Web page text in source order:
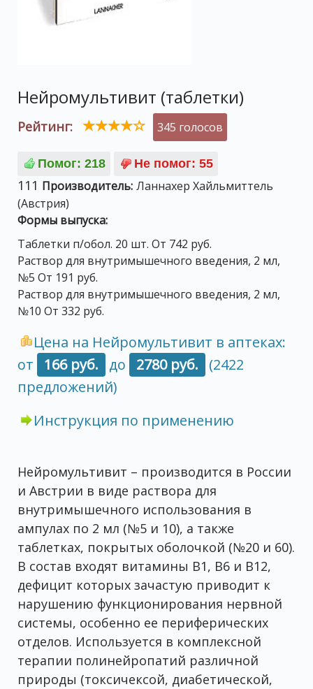
Нейромультивит (таблетки)
Рейтинг: 345 голосов
111 Производитель: Ланнахер Хайльмиттель
(Австрия)
Формы выпуска:
Таблетки п/обол. 20 шт. От 742 руб.
Раствор для внутримышечного введения, 2 мл,
№5 От 191 руб.
Раствор для внутримышечного введения, 2 мл,
№10 От 332 руб.
Цена на Нейромультивит в аптеках:
от
166 руб. до 2780 руб.
(2422
предложений)
Инструкция по применению
Нейромультивит – производится в России
и Австрии в виде раствора для
внутримышечного использования в
ампулах по 2 мл (№5 и 10), а также
таблетках, покрытых оболочкой (№20 и 60).
В состав входят витамины В1, В6 и В12,
дефицит которых зачастую приводит к
нарушению функционирования нервной
системы, особенно ее периферических
отделов. Используется в комплексной
терапии полинейропатий различной
природы (токсичексой, диабетической,